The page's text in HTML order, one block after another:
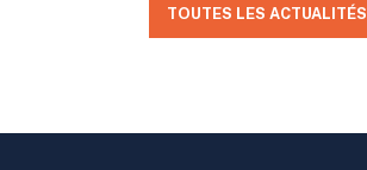
TOUTES LES ACTUALITÉS